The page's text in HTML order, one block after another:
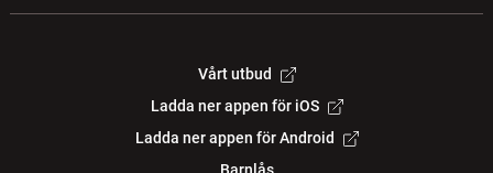
Vårt utbud
Ladda ner appen för iOS
Ladda ner appen för Android